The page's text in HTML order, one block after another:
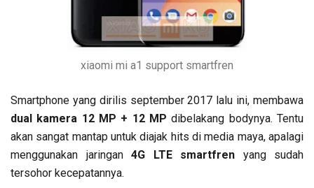
xiaomi mi a1 support smartfren
Smartphone yang dirilis september 2017 lalu ini, membawa
dual kamera 12 MP + 12 MP dibelakang bodynya. Tentu
akan sangat mantap untuk diajak hits di media maya, apalagi
menggunakan jaringan 4G LTE smartfren yang sudah
tersohor kecepatannya.